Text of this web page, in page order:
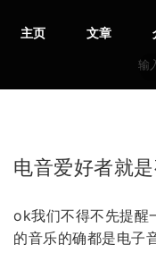
主页 文章
电音爱好者就
ok我们不得不先提醒
的音乐的确都是电子